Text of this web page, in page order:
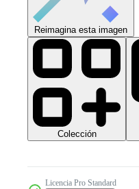
Reimagina esta imagen
Colección
Licencia Pro Standard